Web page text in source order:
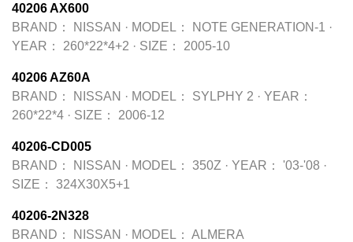
40206 AX600
BRAND：
NISSAN · MODEL： NOTE GENERATION-1 ·
YEAR：
260*22*4+2 · SIZE： 2005-10
40206 AZ60A
BRAND：
NISSAN · MODEL： SYLPHY 2 · YEAR：
260*22*4 · SIZE： 2006-12
40206-CD005
BRAND：
NISSAN · MODEL： 350Z · YEAR： '03-'08 ·
SIZE：
324X30X5+1
40206-2N328
BRAND：
NISSAN · MODEL： ALMERA